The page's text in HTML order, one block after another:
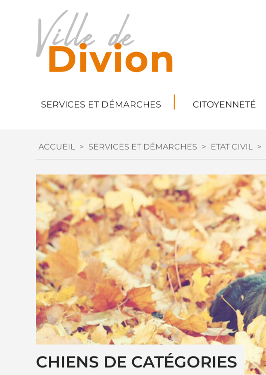
SERVICES ET DÉMARCHES CITOYENNETÉ
ACCUEIL > SERVICES ET DÉMARCHES > ETAT CIVIL >
CHIENS DE CATÉGORIES